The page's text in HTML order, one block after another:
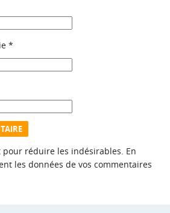
*
pour réduire les indésirables. En
les données de vos commentaires